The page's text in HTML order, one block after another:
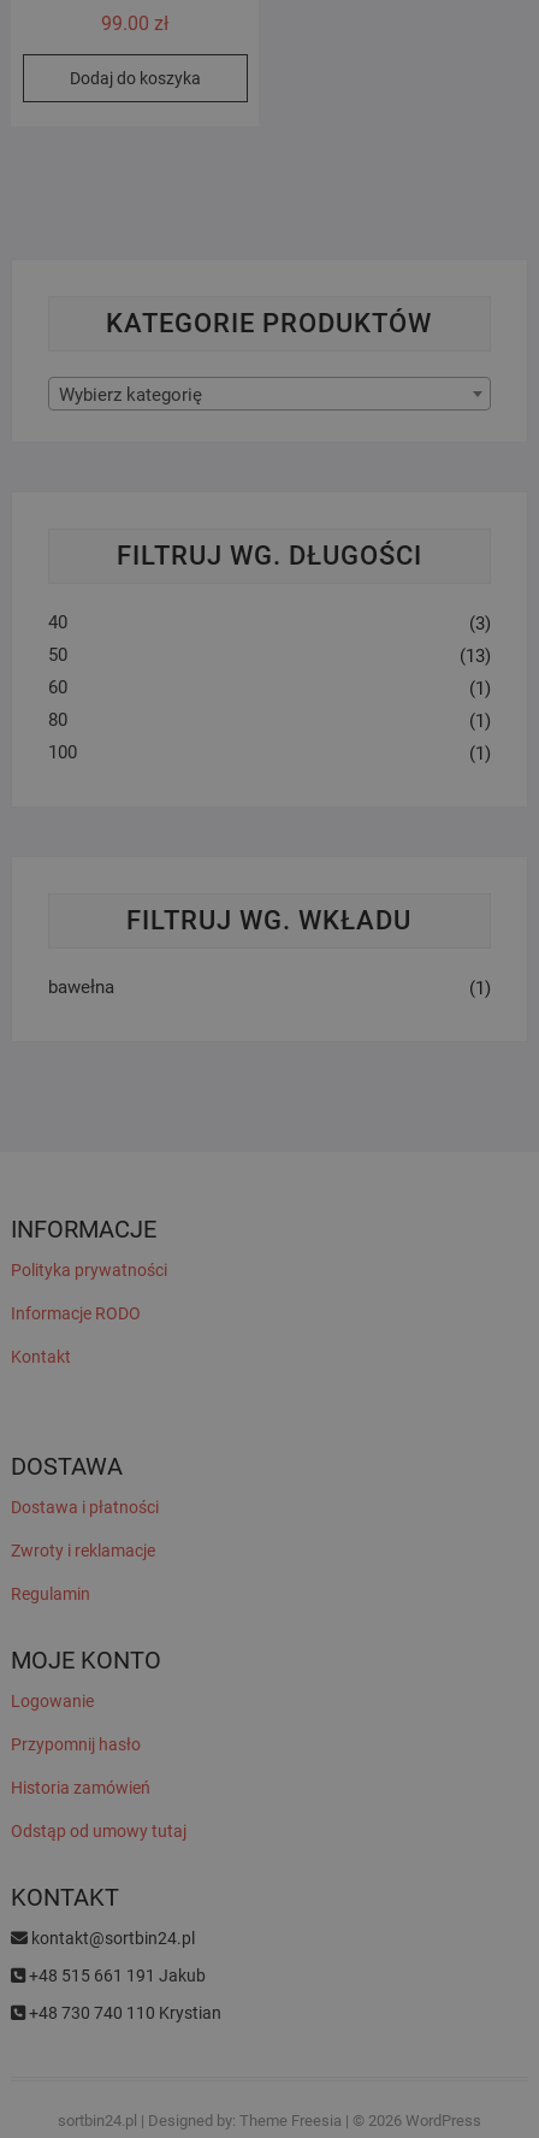
99.00zł
Dodaj do koszyka
KATEGORIE PRODUKTÓW
Wybierz kategorię
FILTRUJ WG. DŁUGOŚCI
40
(3)
50
(13)
60
(1)
80
(1)
100
(1)
FILTRUJ WG. WKŁADU
bawełna (1)
INFORMACJE
Polityka prywatności
Informacje RODO
Kontakt
DOSTAWA
Dostawa i płatności
Zwroty i reklamacje
Regulamin
MOJE KONTO
Logowanie
Przypomnij hasło
Historia zamówień
Odstąp od umowy tutaj
KONTAKT
kontakt@sortbin24.pl
+48 515 661 191 Jakub
+48 730 740 110 Krystian
sortbin24.pl | Designed by: Theme Freesia | © 2026 WordPress